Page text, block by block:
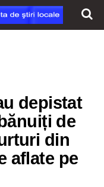
depistat
de
din
aflate pe